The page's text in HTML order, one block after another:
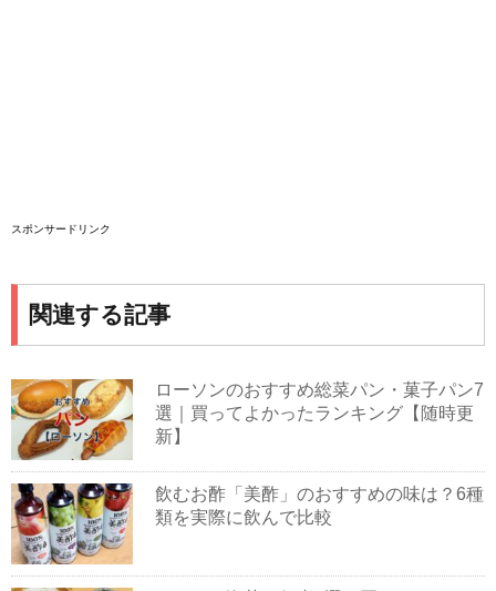
スポンサードリンク
関連する記事
ローソンのおすすめ総菜パン・菓子パン7
選｜買ってよかったランキング【随時更
新】
飲むお酢「美酢」のおすすめの味は？6種
類を実際に飲んで比較